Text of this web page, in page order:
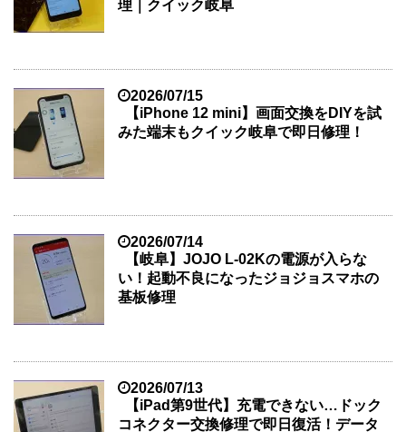
理｜クイック岐阜
2026/07/15
【iPhone 12 mini】画面交換をDIYを試
みた端末もクイック岐阜で即日修理！
2026/07/14
【岐阜】JOJO L-02Kの電源が入らな
い！起動不良になったジョジョスマホの
基板修理
2026/07/13
【iPad第9世代】充電できない…ドック
コネクター交換修理で即日復活！データ